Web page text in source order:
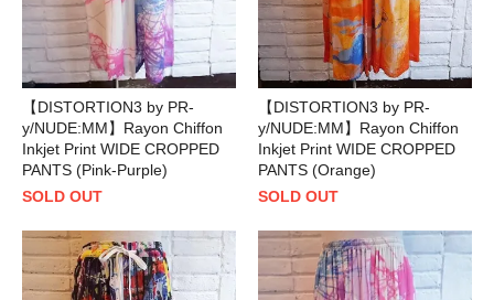
【DISTORTION3 by PR-
y/NUDE:MM】Rayon Chiffon
Inkjet Print WIDE CROPPED
PANTS (Pink-Purple)
SOLD OUT
【DISTORTION3 by PR-
y/NUDE:MM】Rayon Chiffon
Inkjet Print WIDE CROPPED
PANTS (Orange)
SOLD OUT